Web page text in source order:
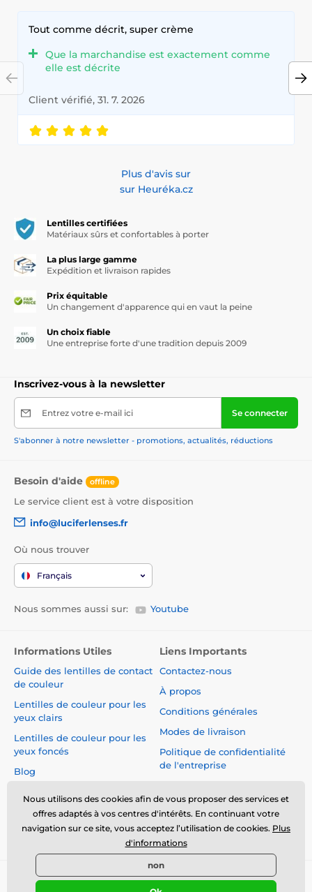
Tout comme décrit, super crème
Que la marchandise est exactement comme
elle est décrite
Client vérifié, 31. 7. 2026
Plus d'avis sur
sur Heuréka.cz
Lentilles certifiées
Matériaux sûrs et confortables à porter
La plus large gamme
Expédition et livraison rapides
Prix équitable
Un changement d'apparence qui en vaut la peine
Un choix fiable
Une entreprise forte d'une tradition depuis 2009
Inscrivez-vous à la newsletter
Entrez votre e-mail ici Se connecter
S'abonner à notre newsletter - promotions, actualités, réductions
Besoin d'aide offline
Le service client est à votre disposition
info@luciferlenses.fr
Où nous trouver
Français
Nous sommes aussi sur: Youtube
Informations Utiles
Guide des lentilles de contact
de couleur
Lentilles de couleur pour les
yeux clairs
Lentilles de couleur pour les
yeux foncés
Blog
Liens Importants
Contactez-nous
À propos
Conditions générales
Modes de livraison
Politique de confidentialité
de l'entreprise
du Contrat
Sécurité et qualité sans
compromis
© 2026 www.luciferlenses.fr ⦁ Boutique en ligne créée par
Nous utilisons des cookies afin de vous proposer des services et
offres adaptés à vos centres d'intérêts. En continuant votre
navigation sur ce site, vous acceptez l’utilisation de cookies. Plus
d'informations
non